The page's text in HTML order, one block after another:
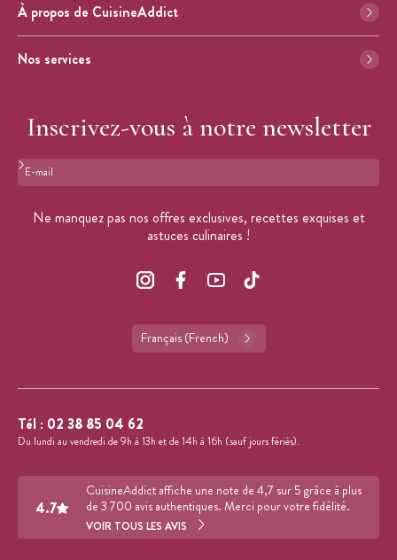
À propos de CuisineAddict
Nos services
Inscrivez-vous à notre newsletter
Format : adresse@email.com
Ne manquez pas nos offres exclusives, recettes exquises et
astuces culinaires !
Français (French)
Tél : 02 38 85 04 62
Du lundi au vendredi de 9h à 13h et de 14h à 16h (sauf jours fériés).
4.7
CuisineAddict affiche une note de 4,7 sur 5 grâce à plus
de 3 700 avis authentiques. Merci pour votre fidélité.
VOIR TOUS LES AVIS